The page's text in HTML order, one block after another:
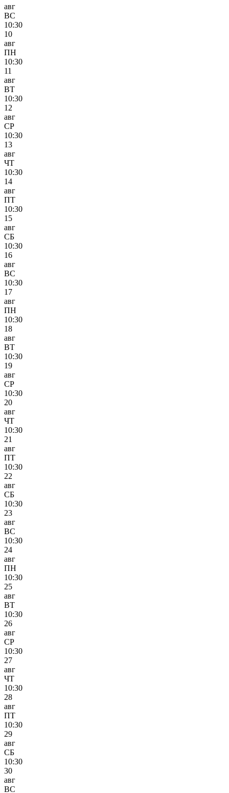
авг
ВС
10:30
10
авг
ПН
10:30
11
авг
ВТ
10:30
12
авг
СР
10:30
13
авг
ЧТ
10:30
14
авг
ПТ
10:30
15
авг
СБ
10:30
16
авг
ВС
10:30
17
авг
ПН
10:30
18
авг
ВТ
10:30
19
авг
СР
10:30
20
авг
ЧТ
10:30
21
авг
ПТ
10:30
22
авг
СБ
10:30
23
авг
ВС
10:30
24
авг
ПН
10:30
25
авг
ВТ
10:30
26
авг
СР
10:30
27
авг
ЧТ
10:30
28
авг
ПТ
10:30
29
авг
СБ
10:30
30
авг
ВС